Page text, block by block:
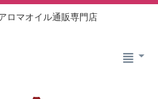
ロマオイル通販専門店